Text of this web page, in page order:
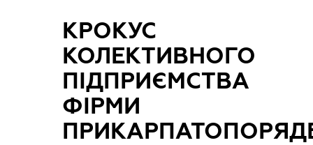
КРОКУС
КОЛЕКТИВНОГО
ПІДПРИЄМСТВА
ФІРМИ